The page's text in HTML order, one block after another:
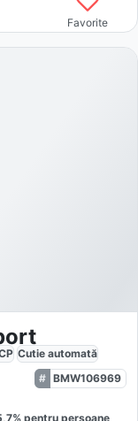
Favorite
Cutie automată
BMW106969
% pentru persoane